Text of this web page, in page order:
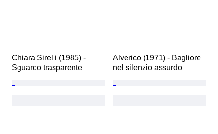
Chiara Sirelli (1985) -
Sguardo trasparente
Alverico (1971) - Bagliore
nel silenzio assurdo